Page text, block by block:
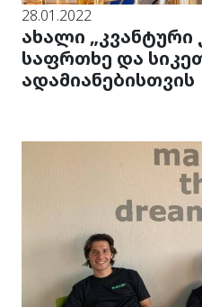
28.01.2022
ახალი „კვანტური
საფრთხე და
ადამიანებისთვის